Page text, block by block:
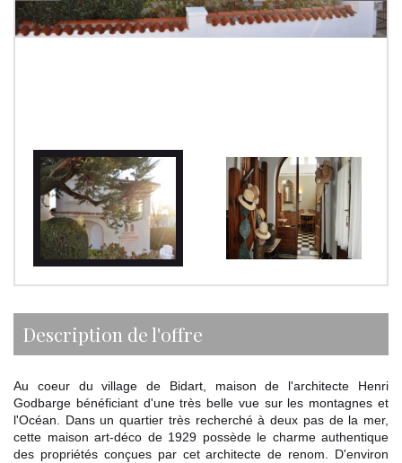
description de l'offre
Au coeur du village de Bidart, maison de l'architecte Henri
Godbarge bénéficiant d'une très belle vue sur les montagnes et
l'Océan. Dans un quartier très recherché à deux pas de la mer,
cette maison art-déco de 1929 possède le charme authentique
des propriétés conçues par cet architecte de renom. D'environ